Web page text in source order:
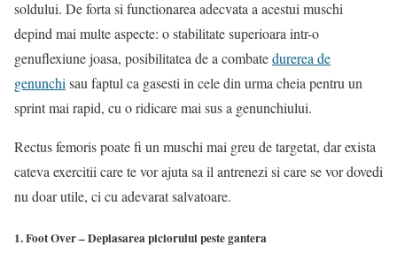
soldului. De forta si functionarea adecvata a acestui muschi
depind mai multe aspecte: o stabilitate superioara intr-o
genuflexiune joasa, posibilitatea de a combatedurerea de
genunchi sau faptul ca gasesti in cele din urma cheia pentru un
sprint mai rapid, cu o ridicare mai sus a genunchiului.
Rectus femoris poate fi un muschi mai greu de targetat, dar exista
cateva exercitii care te vor ajuta sa il antrenezi si care se vor dovedi
nu doar utile, ci cu adevarat salvatoare.
1. Foot Over – Deplasarea piciorului peste gantera